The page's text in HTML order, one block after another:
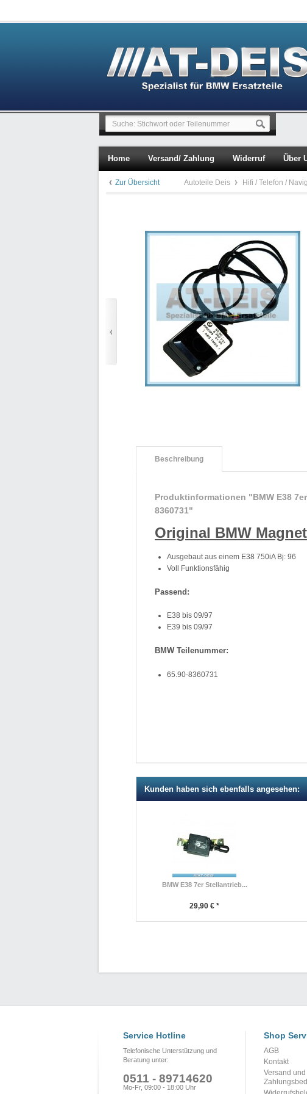
Home Versand/ Zahlung Widerruf Über
Zur Übersicht Autoteile Deis Hifi / Telefon /
Beschreibung
Produktinformationen "BMW E38
8360731"
Original BMW
Ausgebaut aus einem E38 750iA Bj: 96
Voll Funktionsfähig
Passend:
E38 bis 09/97
E39 bis 09/97
BMW Teilenummer:
65.90-8360731
Kunden haben sich ebenfalls angesehen:
BMW E38 7er Stellantrieb...
29,90 € *
Service Hotline
Telefonische Unterstützung und
Beratung unter:
0511 - 89714620
Mo-Fr, 09:00 - 18:00 Uhr
Shop
AGB
Kontakt
Versand und